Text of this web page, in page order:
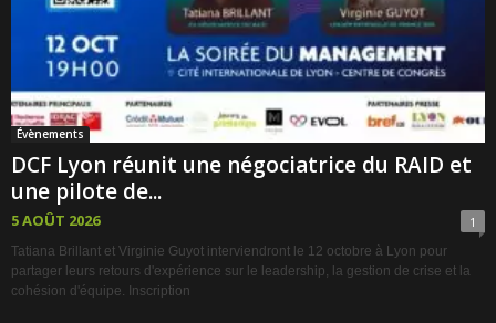
Évènements
DCF Lyon réunit une négociatrice du RAID et
une pilote de...
5 AOÛT 2026 1
Tatiana Brillant et Virginie Guyot interviendront le 12 octobre à Lyon pour
partager leurs retours d'expérience sur le leadership, la gestion de crise et la
cohésion d'équipe. Inscription